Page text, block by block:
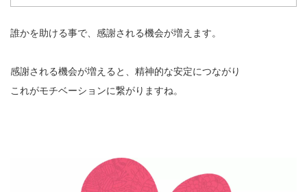
誰かを助ける事で、感謝される機会が増えます。
感謝される機会が増えると、精神的な安定につながり
これがモチベーションに繋がりますね。